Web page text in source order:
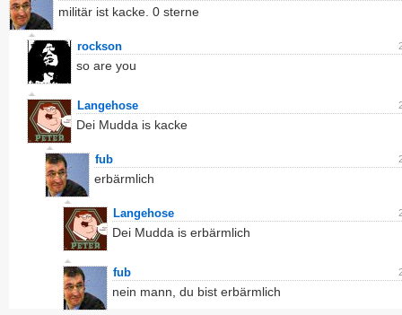
militär ist kacke. 0 sterne
rockson
so are you
Langehose
Dei Mudda is kacke
fub
erbärmlich
Langehose
Dei Mudda is erbärmlich
fub
nein mann, du bist erbärmlich